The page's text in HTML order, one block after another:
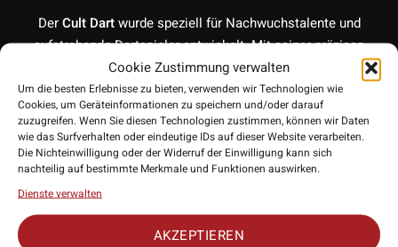
Cookie Zustimmung verwalten
Um die besten Erlebnisse zu bieten, verwenden wir Technologien wie
Cookies, um Geräteinformationen zu speichern und/oder darauf
zuzugreifen. Wenn Sie diesen Technologien zustimmen, können wir Daten
wie das Surfverhalten oder eindeutige IDs auf dieser Website verarbeiten.
Die Nichteinwilligung oder der Widerruf der Einwilligung kann sich
nachteilig auf bestimmte Merkmale und Funktionen auswirken.
Dienste verwalten
AKZEPTIEREN
DerCult Dartwurde speziell für Nachwuchstalente und
aufstrebende Dartspieler entwickelt. Mit seiner präzisen
Balance und dem optimalen Grip sorgt er für erstklassige
Wurfkontrolle. Dank des edlem Design sowohl des Darts, als
auch der Verpackung, hat Target hier ein wahres
Sammlerstück herausgebracht.
90% Tungsten (Wolfram)